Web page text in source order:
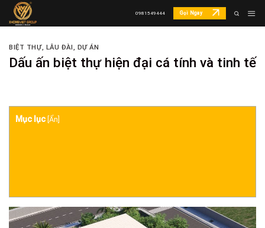
Skip
0981549444 Gọi Ngay
BIỆT THỰ, LÂU ĐÀI, DỰ ÁN
Dấu ấn biệt thự hiện đại cá tính và tinh tế
Mục lục Ẩn